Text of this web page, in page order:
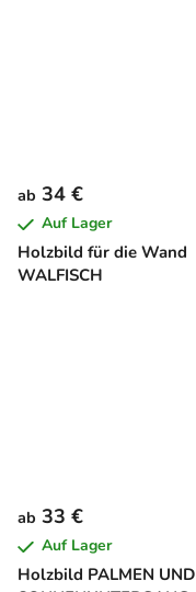
Holzbild für die Wand
WALFISCH
ab 34 €
Auf Lager
Holzbild PALMEN UND
ab 33 €
Auf Lager